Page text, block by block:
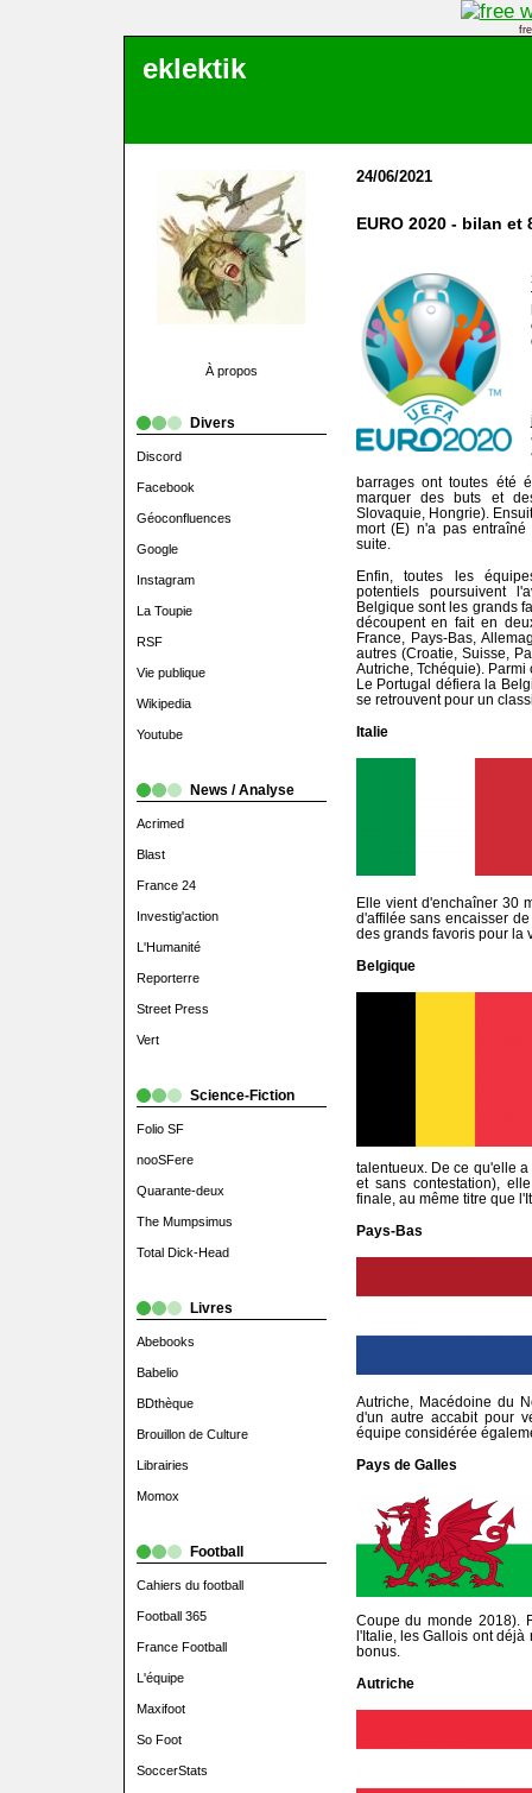
eklektik
À propos
Divers
Discord
Facebook
Géoconfluences
Google
Instagram
La Toupie
RSF
Vie publique
Wikipedia
Youtube
News / Analyse
Acrimed
Blast
France 24
Investig'action
L'Humanité
Reporterre
Street Press
Vert
Science-Fiction
Folio SF
nooSFere
Quarante-deux
The Mumpsimus
Total Dick-Head
Livres
Abebooks
Babelio
BDthèque
Brouillon de Culture
Librairies
Momox
Football
Cahiers du football
Football 365
France Football
L'équipe
Maxifoot
So Foot
SoccerStats
24/06/2021
EURO 2020 - bilan et
barrages ont toutes été
marquer des buts et
Slovaquie, Hongrie).
mort (E) n'a pas
suite.
Enfin, toutes les
potentiels poursuivent
Belgique sont les grands
découpent en fait en
France, Pays-Bas,
autres (Croatie, Suisse,
Autriche, Tchéquie).
Le Portugal défiera la
se retrouvent pour un
Italie
Elle vient d'enchaîner 30
d'affilée sans encaisser
des grands favoris pour la
Belgique
talentueux. De ce qu'elle
et sans contestation),
finale, au même titre que
Pays-Bas
Autriche, Macédoine du
d'un autre accabit pour
équipe considérée
Pays de Galles
Coupe du monde 2018).
l'Italie, les Gallois ont déjà
bonus.
Autriche